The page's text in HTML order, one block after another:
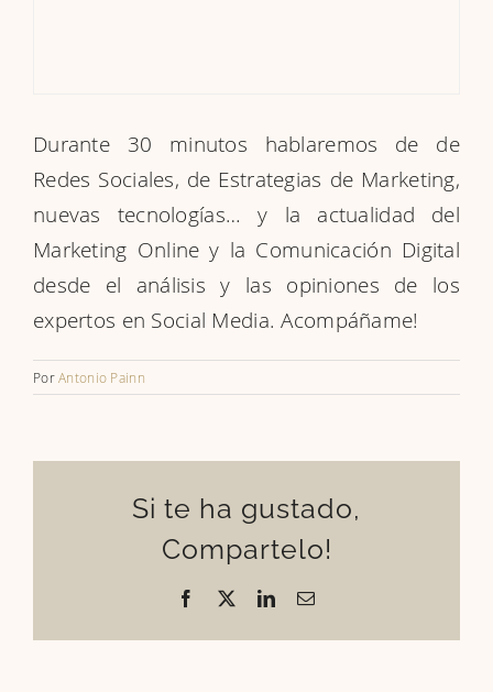
Durante 30 minutos hablaremos de de
Redes Sociales, de Estrategias de Marketing,
nuevas tecnologías… y la actualidad del
Marketing Online y la Comunicación Digital
desde el análisis y las opiniones de los
expertos en Social Media. Acompáñame!
PorAntonio Painn
Si te ha gustado,
Compartelo!
Facebook LinkedInCorreo